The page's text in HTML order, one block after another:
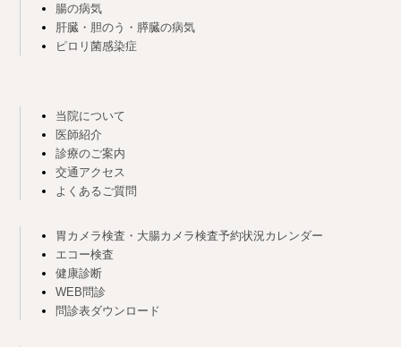
腸の病気
肝臓・胆のう・膵臓の病気
ピロリ菌感染症
当院について
医師紹介
診療のご案内
交通アクセス
よくあるご質問
胃カメラ検査・大腸カメラ検査予約状況カレンダー
エコー検査
健康診断
WEB問診
問診表ダウンロード